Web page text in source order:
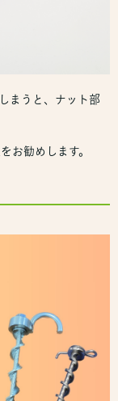
まうと、ナット部
お勧めします。